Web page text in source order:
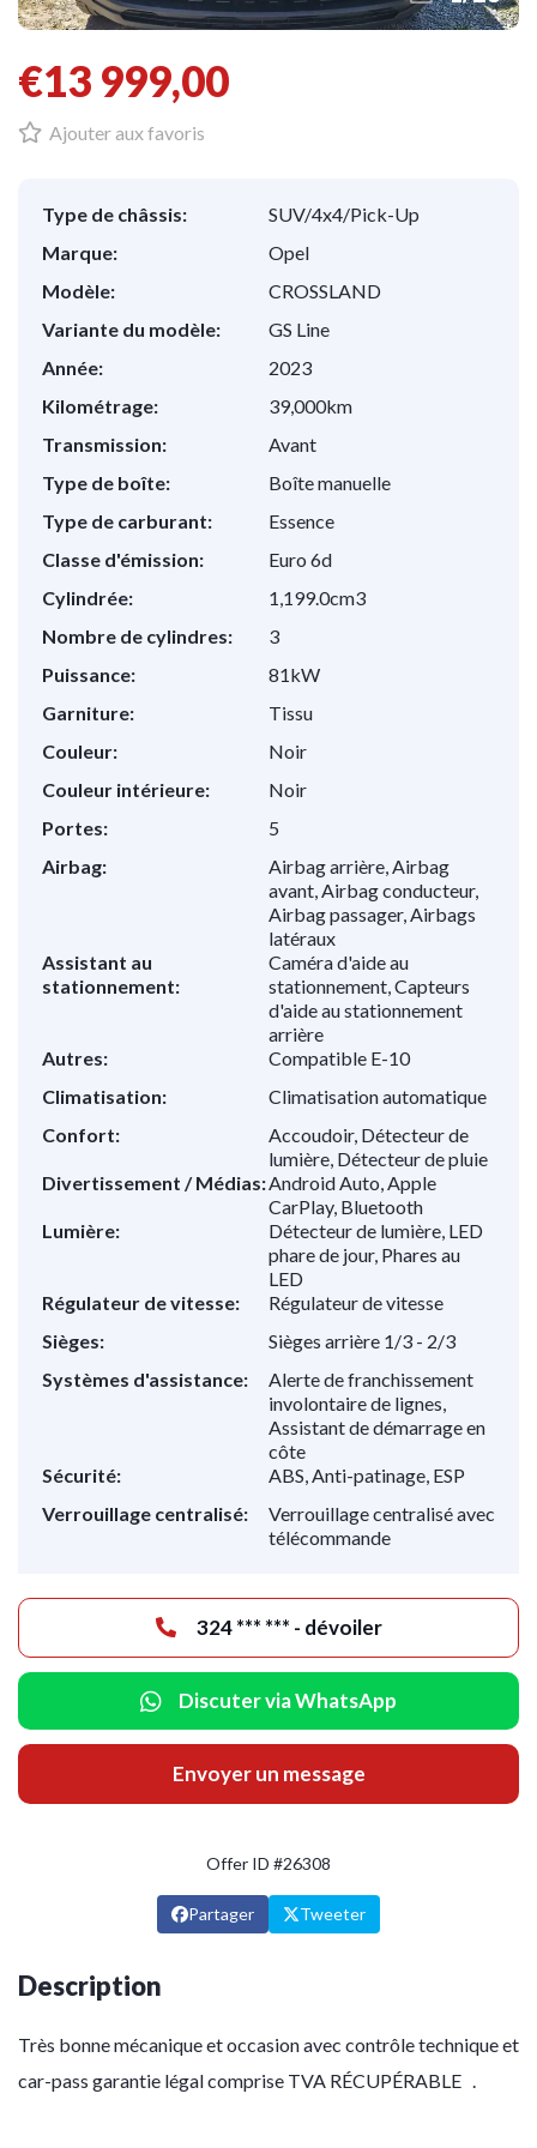
€13 999,00
Ajouter aux favoris
Type de châssis:
SUV/4x4/Pick-Up
Marque:
Opel
Modèle:
CROSSLAND
Variante du modèle:
GS Line
Année:
2023
Kilométrage:
39,000km
Transmission:
Avant
Type de boîte:
Boîte manuelle
Type de carburant:
Essence
Classe d'émission:
Euro 6d
Cylindrée:
1,199.0cm3
Nombre de cylindres:
3
Puissance:
81kW
Garniture:
Tissu
Couleur:
Noir
Couleur intérieure:
Noir
Portes:
5
Airbag:
Airbag arrière, Airbag
avant, Airbag conducteur,
Airbag passager, Airbags
latéraux
Assistant au
stationnement:
Caméra d'aide au
stationnement, Capteurs
d'aide au stationnement
arrière
Autres:
Compatible E-10
Climatisation:
Climatisation automatique
Confort:
Accoudoir, Détecteur de
lumière, Détecteur de pluie
Divertissement / Médias:Android Auto, Apple
CarPlay, Bluetooth
Lumière:
Détecteur de lumière, LED
phare de jour, Phares au
LED
Régulateur de vitesse:
Régulateur de vitesse
Sièges:
Sièges arrière 1/3 - 2/3
Systèmes d'assistance:
Alerte de franchissement
involontaire de lignes,
Assistant de démarrage en
côte
Sécurité:
ABS, Anti-patinage, ESP
Verrouillage centralisé:
Verrouillage centralisé avec
télécommande
324 *** *** - dévoiler
Discuter via WhatsApp
Envoyer un message
Offer ID #26308
Partager Tweeter
Description
Très bonne mécanique et occasion avec contrôle technique et
car-pass garantie légal comprise TVA RÉCUPÉRABLE .